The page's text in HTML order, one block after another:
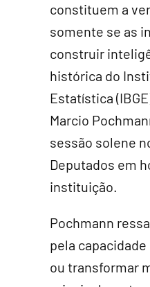
constituem a
somente se as
construir
histórica do
Estatística
Marcio
sessão solene
Deputados em
instituição.
Pochmann
pela
ou transformar